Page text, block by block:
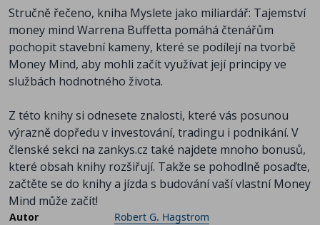
Stručně řečeno, kniha Myslete jako miliardář: Tajemství
money mind Warrena Buffetta pomáhá čtenářům
pochopit stavební kameny, které se podílejí na tvorbě
Money Mind, aby mohli začít využívat její principy ve
službách hodnotného života.
Z této knihy si odnesete znalosti, které vás posunou
výrazně dopředu v investování, tradingu i podnikání. V
členské sekci na zankys.cz také najdete mnoho bonusů,
které obsah knihy rozšiřují. Takže se pohodlně posaďte,
začtěte se do knihy a jízda s budování vaší vlastní Money
Mind může začít!
Autor
Robert G. Hagstrom